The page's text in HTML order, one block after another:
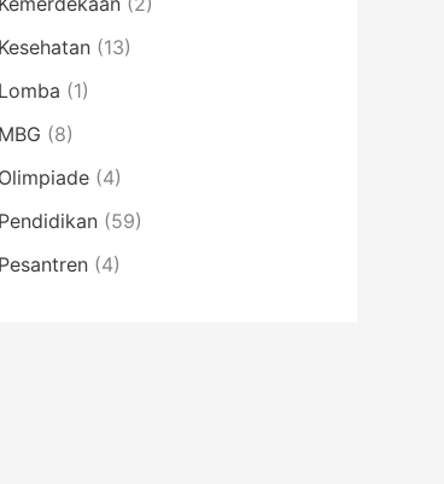
Kesehatan (13)
Lomba (1)
MBG (8)
Olimpiade (4)
Pendidikan (59)
Pesantren (4)